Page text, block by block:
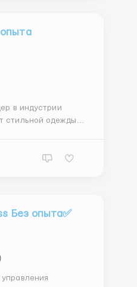
стильной одежды,
Без опыта✅